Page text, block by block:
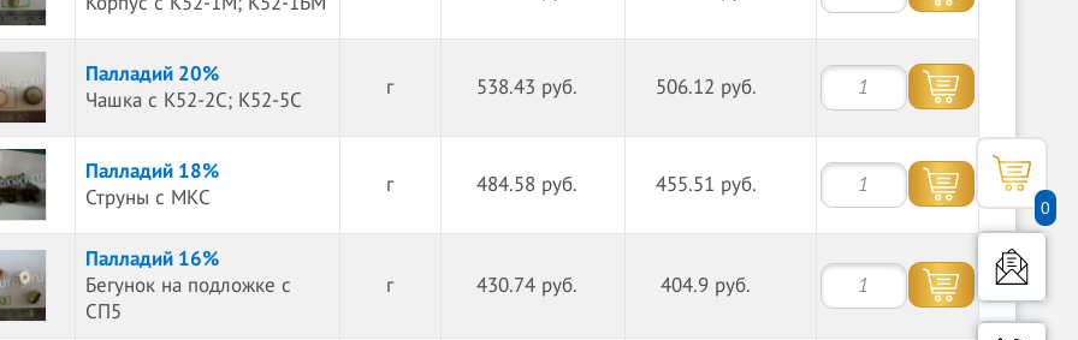
0
Палладий 20%
Чашка с К52-2С; К52-5С
г 538.43 руб. 506.12 руб.
Палладий 18%
Струны с МКС
г 484.58 руб. 455.51 руб.
Палладий 16%
Бегунок на подложке с
СП5
г 430.74 руб. 404.9 руб.